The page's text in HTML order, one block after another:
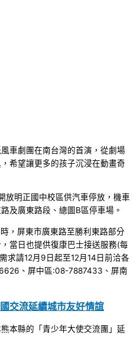
車劇團在南台灣的首演，從劇場
希望讓更多的孩子沉浸在動畫奇
放明正國中校區供汽車停放，機車
及廣東路段、總圖B區停車場。
，屏東市廣東路至勝利東路部分
當日也提供復康巴士接送服務(每
求請12月9日起至12月14日前洽各
、屏中區:08-7887433、屏南
交流延續城市友好情誼
本縣的「青少年大使交流團」延